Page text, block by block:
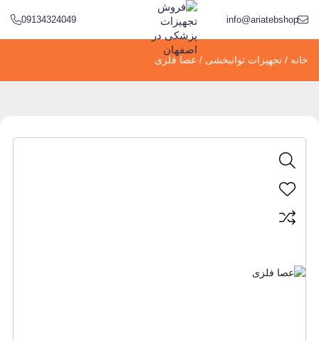
info@ariatebshop.ir
09134324049
خانه / تجهیزات توانبخشی / عصا فلزی